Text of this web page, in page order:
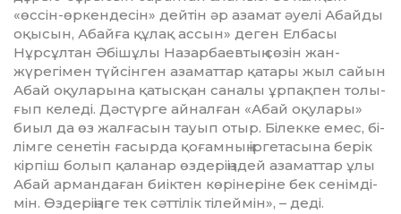
«өссін-өркендесін» дей­тін әр азамат әуелі Абайды
оқы­сын, Абайға құлақ ассын» деген Елбасы
Нұрсұлтан Әбішұлы Назарбаевтың сөзін жан-
жүрегі­мен түйсінген азаматтар қатары жыл сайын
Абай оқуларына қа­тыс­қан саналы ұрпақпен толы­
ғып келеді. Дәстүрге айналған «Абай оқулары»
биыл да өз жал­ғасын тауып отыр. Білекке емес, бі­
лімге сенетін ғасырда қоғам­ның іргетасына берік
кірпіш бо­лып қа­ланар өздеріңіздей аза­мат­тар ұлы
Абай армандаған биік­тен кө­рінеріне бек сенім­ді­
мін. Өзде­ріңіз­ге тек сәттілік ті­леймін», – деді.